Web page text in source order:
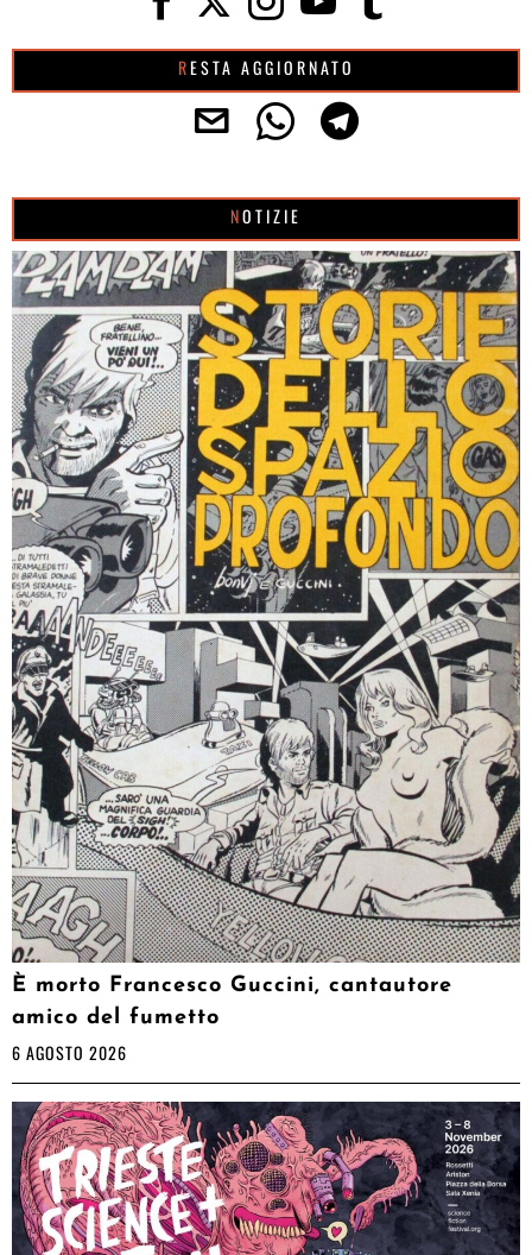
RESTA AGGIORNATO
NOTIZIE
È morto Francesco Guccini, cantautore
amico del fumetto
6 AGOSTO 2026